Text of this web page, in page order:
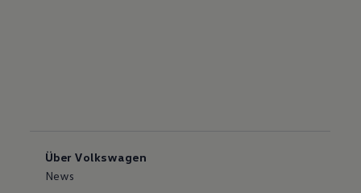
Über Volkswagen
News